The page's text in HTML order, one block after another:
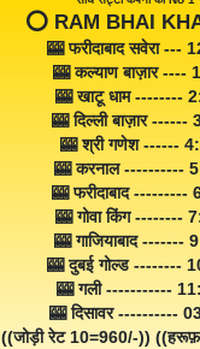
⭕️ RAM BHAI
🎰 फरीदाबाद सवेरा ---
🎰 कल्याण बाज़ार ----
🎰 खाटू धाम --------
🎰 दिल्ली बाज़ार ------
🎰 श्री गणेश ------
🎰 करनाल ----------
🎰 फरीदाबाद ---------
🎰 गोवा किंग --------
🎰 गाजियाबाद -------
🎰 दुबई गोल्ड --------
🎰 गली -----------
🎰 दिसावर ----------
((जोड़ी रेट 10=960/-))